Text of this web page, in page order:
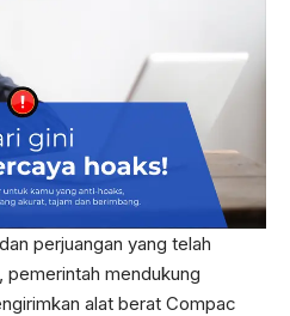
perjuangan yang telah
pemerintah mendukung
alat berat Compac